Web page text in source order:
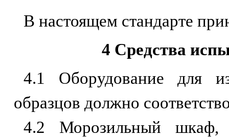
В настоящем стандарте
4 Средства
4.1 Оборудование для
образцов должно
4.2 Морозильный шкаф,